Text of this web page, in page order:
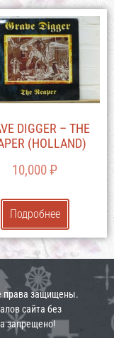
DIGGER – THE
(HOLLAND)
10,000₽
Подробнее
права защищены.
сайта без
запрещено!